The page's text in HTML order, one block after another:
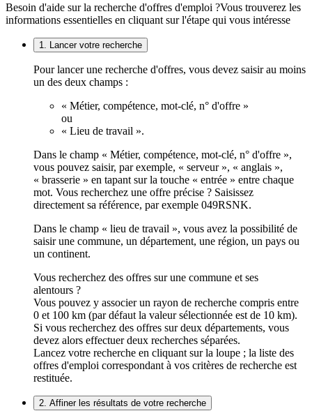
Besoin d'aide sur la recherche d'offres d'emploi ?Vous trouverez les
informations essentielles en cliquant sur l'étape qui vous intéresse
1. Lancer votre recherche
Pour lancer une recherche d'offres, vous devez saisir au moins
un des deux champs :
« Métier, compétence, mot-clé, n° d'offre »
ou
« Lieu de travail ».
Dans le champ « Métier, compétence, mot-clé, n° d'offre »,
vous pouvez saisir, par exemple, « serveur », « anglais »,
« brasserie » en tapant sur la touche « entrée » entre chaque
mot. Vous recherchez une offre précise ? Saisissez
directement sa référence, par exemple 049RSNK.
Dans le champ « lieu de travail », vous avez la possibilité de
saisir une commune, un département, une région, un pays ou
un continent.
Vous recherchez des offres sur une commune et ses
alentours ?
Vous pouvez y associer un rayon de recherche compris entre
0 et 100 km (par défaut la valeur sélectionnée est de 10 km).
Si vous recherchez des offres sur deux départements, vous
devez alors effectuer deux recherches séparées.
Lancez votre recherche en cliquant sur la loupe ; la liste des
offres d'emploi correspondant à vos critères de recherche est
restituée.
2. Affiner les résultats de votre recherche